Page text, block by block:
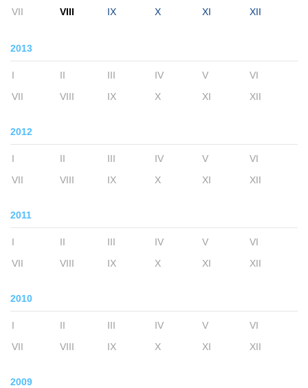
VII VIII IX X XI XII
2013
I II III IV V
VI
VII
VIII IX X XI XII
2012
I II III IV V
VI
VII
VIII IX X XI XII
2011
I II III IV V
VI
VII
VIII IX X XI XII
2010
I II III IV V
VI
VII
VIII IX X XI XII
2009